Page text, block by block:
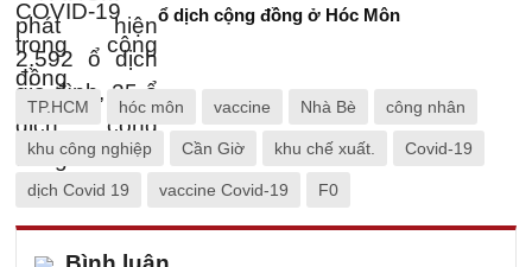
ổ dịch cộng đồng ở Hóc Môn
TP.HCM hóc môn vaccine Nhà Bè công nhân
khu công nghiệp Cần Giờ khu chế xuất. Covid-19
dịch Covid 19 vaccine Covid-19 F0